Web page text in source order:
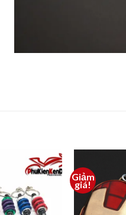
vào
yêu
thích
Giảm
giá!